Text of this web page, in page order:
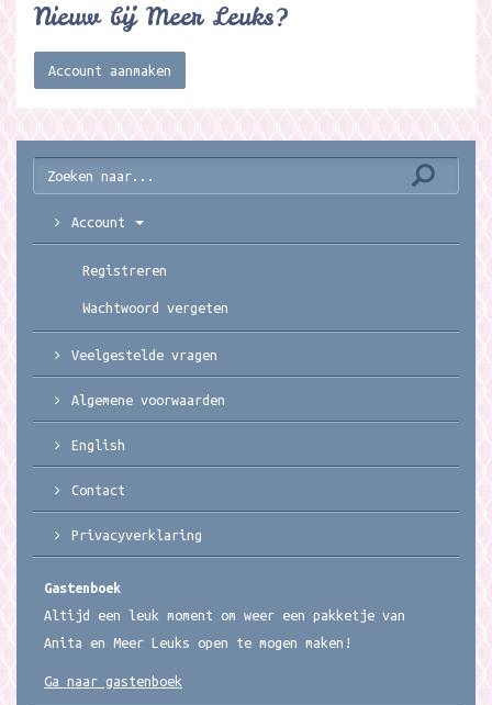
Nieuw bij Meer Leuks?
Account aanmaken
Account
Registreren
Wachtwoord vergeten
Veelgestelde vragen
Algemene voorwaarden
English
Contact
Privacyverklaring
Gastenboek
Altijd een leuk moment om weer een pakketje van
Anita en Meer Leuks open te mogen maken!
Ga naar gastenboek